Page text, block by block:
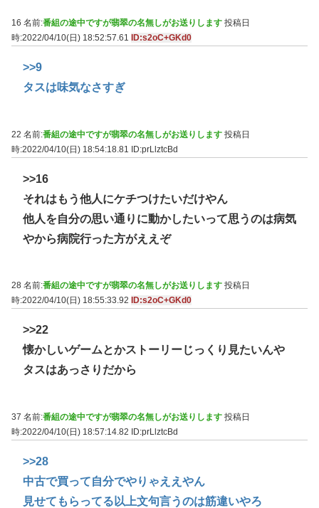
16 名前:番組の途中ですが翡翠の名無しがお送りします 投稿日
時:2022/04/10(日) 18:52:57.61
ID:s2oC+GKd0
>>9
タスは味気なさすぎ
22 名前:番組の途中ですが翡翠の名無しがお送りします 投稿日
時:2022/04/10(日) 18:54:18.81 ID:prLlztcBd
>>16
それはもう他人にケチつけたいだけやん
他人を自分の思い通りに動かしたいって思うのは病気
やから病院行った方がええぞ
28 名前:番組の途中ですが翡翠の名無しがお送りします 投稿日
時:2022/04/10(日) 18:55:33.92
ID:s2oC+GKd0
>>22
懐かしいゲームとかストーリーじっくり見たいんや
タスはあっさりだから
37 名前:番組の途中ですが翡翠の名無しがお送りします 投稿日
時:2022/04/10(日) 18:57:14.82 ID:prLlztcBd
>>28
中古で買って自分でやりゃええやん
見せてもらってる以上文句言うのは筋違いやろ